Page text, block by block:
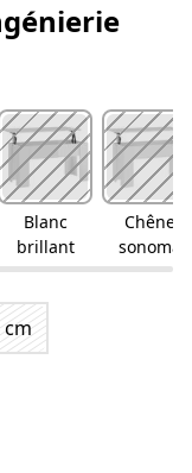
Blanc
brillant
Chêne
sonoma
cm